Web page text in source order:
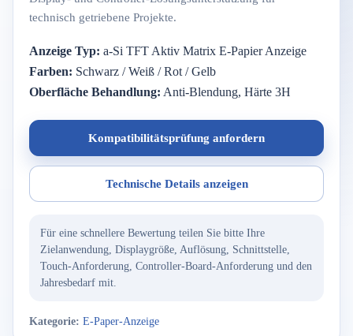
technisch getriebene Projekte.
Anzeige Typ: a-Si TFT Aktiv Matrix E-PapierAnzeige
Farben: Schwarz /Weiß /Rot /Gelb
Oberfläche Behandlung: Anti-Blendung, Härte 3H
Kompatibilitätsprüfung anfordern
Technische Details anzeigen
Für eine schnellere Bewertung teilen Sie bitte Ihre
Zielanwendung, Displaygröße, Auflösung, Schnittstelle,
Touch-Anforderung, Controller-Board-Anforderung und den
Jahresbedarf mit.
Kategorie: E-Paper-Anzeige